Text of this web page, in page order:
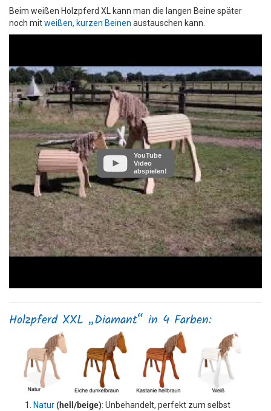
Beim weißen Holzpferd XL kann man die langen Beine später
noch mitweißen, kurzen Beinen austauschen kann.
YouTube
Video
abspielen!
Holzpferd XXL „Diamant“ in 4 Farben:
Natur(hell/beige): Unbehandelt, perfekt zum selbst